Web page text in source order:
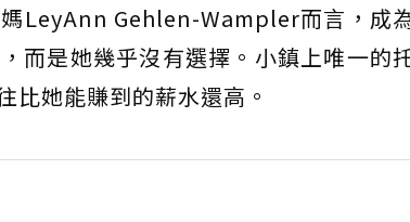
LeyAnn Gehlen-Wampler而言，成
而是她幾乎沒有選擇。小鎮上唯一的
比她能賺到的薪水還高。